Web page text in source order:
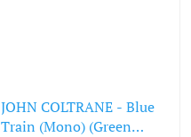
JOHN COLTRANE - Blue
Train (Mono) (Green